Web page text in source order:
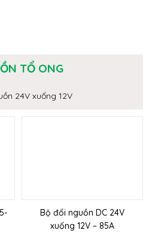
TỔ ONG
24V xuống 12V
Bộ đổi nguồn DC 24V
xuống 12V – 85A